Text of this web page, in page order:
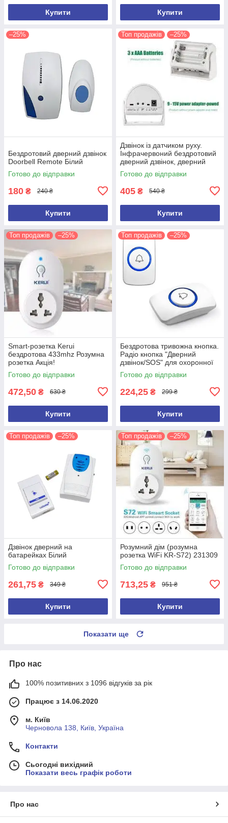
Купити Купити
–25%
Бездротовий дверний дзвінок
Doorbell Remote Білий
Готово до відправки
180 ₴ 240 ₴
Купити
Топ продажів –25%
Дзвінок із датчиком руху.
Інфрачервоний бездротовий
дверний дзвінок, дверний
дзвіночок
Готово до відправки
405 ₴ 540 ₴
Купити
Топ продажів –25%
Smart-розетка Kerui
бездротова 433mhz Розумна
розетка Акція!
Готово до відправки
472,50 ₴ 630 ₴
Купити
Топ продажів –25%
Бездротова тривожна кнопка.
Радіо кнопка "Дверний
дзвінок/SOS" для охоронної
сигналізації.Кнопка KERUI F
51
Готово до відправки
224,25 ₴ 299 ₴
Купити
Топ продажів –25%
Дзвінок дверний на
батарейках Білий
Готово до відправки
261,75 ₴ 349 ₴
Купити
Топ продажів –25%
Розумний дім (розумна
розетка WiFi KR-S72) 231309
Готово до відправки
713,25 ₴ 951 ₴
Купити
Показати ще
Про нас
100% позитивних з 1096 відгуків за рік
Працює з 14.06.2020
м. Київ
Черновола 138, Київ, Україна
Контакти
Сьогодні вихідний
Показати весь графік роботи
Про нас